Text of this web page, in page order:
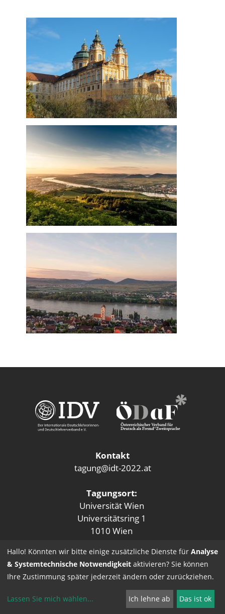
Kontakt
tagung@idt-2022.at
Tagungsort:
Universität Wien
Universitätsring 1
1010 Wien
Hallo! Könnten wir bitte einige zusätzliche Dienste für Analyse
& Systemtechnische Notwendigkeit aktivieren? Sie können
Ihre Zustimmung später jederzeit ändern oder zurückziehen.
Lassen Sie mich wählen... Ich lehne ab Das ist ok